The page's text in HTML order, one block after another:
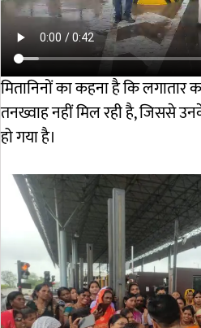
मितानिनों का कहना है कि लगातार
तनख्वाह नहीं मिल रही है, जिससे
हो गया है।